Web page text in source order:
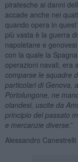
piratesche ai danni
accade anche nei
quando opera in
più vasta è la guerra
napoletane e
con la quale la
operazioni navali, era
comparse le squadre
particolari di Genova,
Portolungone, ne
olandesi, uscite da
principio del passato
e mercanzie diverse .”
Alessandro Canestrelli